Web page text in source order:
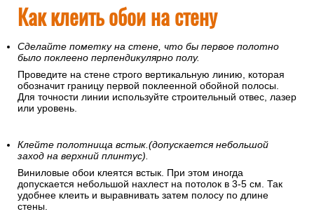
Как клеить обои на стену
Сделайте пометку на стене, что бы первое полотно
было поклеено перпендикулярно полу.
Проведите на стене строго вертикальную линию, которая
обозначит границу первой поклеенной обойной полосы.
Для точности линии используйте строительный отвес, лазер
или уровень.
Клейте полотнища встык.(допускается небольшой
заход на верхний плинтус).
Виниловые обои клеятся встык. При этом иногда
допускается небольшой нахлест на потолок в 3-5 см. Так
удобнее клеить и выравнивать затем полосу по длине
стены.